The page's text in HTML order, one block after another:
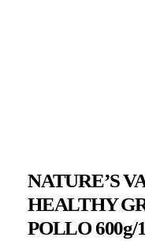
NATURE’S
HEALTHY
POLLO 600g/